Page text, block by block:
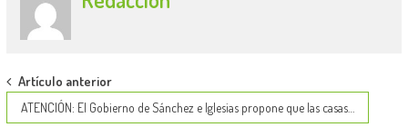
Post
navigation
Artículo anterior
ATENCIÓN: El Gobierno de Sánchez e Iglesias propone que las casas…